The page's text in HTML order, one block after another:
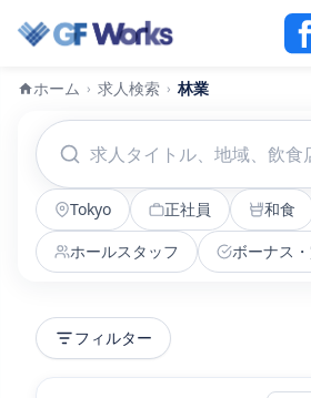
ホーム › 求人検索 › 林業
Tokyo 正社員
和食
ホールスタッフ
ボーナス
フィルター